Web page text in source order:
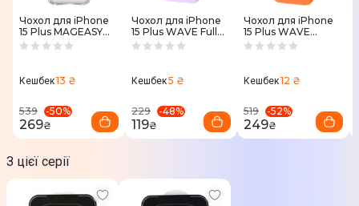
Чохол для iPhone
15 Plus MAGEASY
ATOMS Transparent
Кешбек13 ₴
539 -50%
269₴
Чохол для iPhone
15 Plus WAVE Full
Silicone Cover (lilac)
Кешбек5 ₴
229 -48%
119₴
Чохол для iPhone
15 Plus WAVE
Premium Leather
Кешбек12 ₴
519 -52%
249₴
З цієї серії